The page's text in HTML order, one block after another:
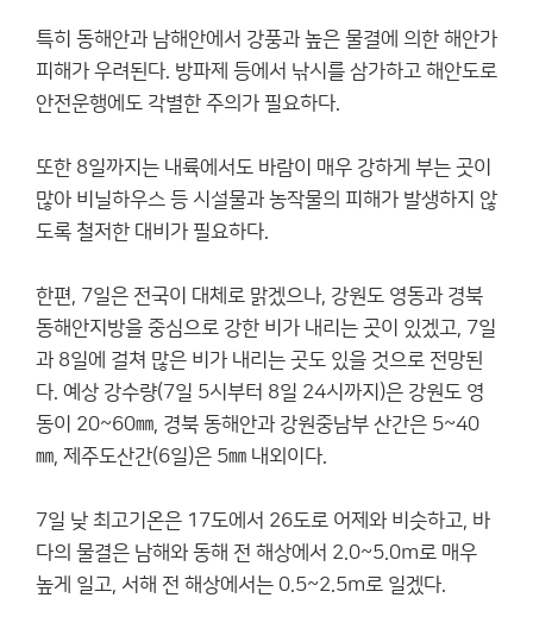
특히 동해안과 남해안에서 강풍과 높은 물결에 의한 해안가
피해가 우려된다. 방파제 등에서 낚시를 삼가하고 해안도로
안전운행에도 각별한 주의가 필요하다.
또한 8일까지는 내륙에서도 바람이 매우 강하게 부는 곳이
많아 비닐하우스 등 시설물과 농작물의 피해가 발생하지 않
도록 철저한 대비가 필요하다.
한편, 7일은 전국이 대체로 맑겠으나, 강원도 영동과 경북
동해안지방을 중심으로 강한 비가 내리는 곳이 있겠고, 7일
과 8일에 걸쳐 많은 비가 내리는 곳도 있을 것으로 전망된
다. 예상 강수량(7일 5시부터 8일 24시까지)은 강원도 영
동이 20~60㎜, 경북 동해안과 강원중남부 산간은 5~40
㎜, 제주도산간(6일)은 5㎜ 내외이다.
7일 낮 최고기온은 17도에서 26도로 어제와 비슷하고, 바
다의 물결은 남해와 동해 전 해상에서 2.0~5.0m로 매우
높게 일고, 서해 전 해상에서는 0.5~2.5m로 일겠다.